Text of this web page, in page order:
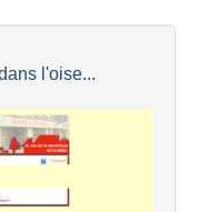
l'oise...